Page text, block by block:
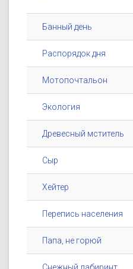
Банный день
Распорядок дня
Мотопочтальон
Экология
Древесный мститель
Сыр
Хейтер
Перепись населения
Папа, не горюй